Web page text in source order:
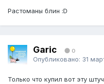
Растоманы блин :D
Garic 0
Опубликовано: 31
Только что купил вот эту